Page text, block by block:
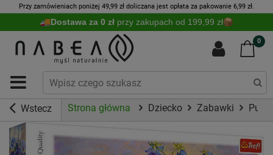
Przy zamówieniach poniżej 49,99 zł doliczana jest opłata za pakowanie 6,99 zł.
Dostawa za 0 zł przy zakupach od 199,99 zł
0
Wstecz Strona główna Dziecko Zabawki